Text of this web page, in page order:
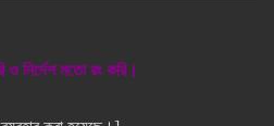
নির্দেশ মতো রং করি।